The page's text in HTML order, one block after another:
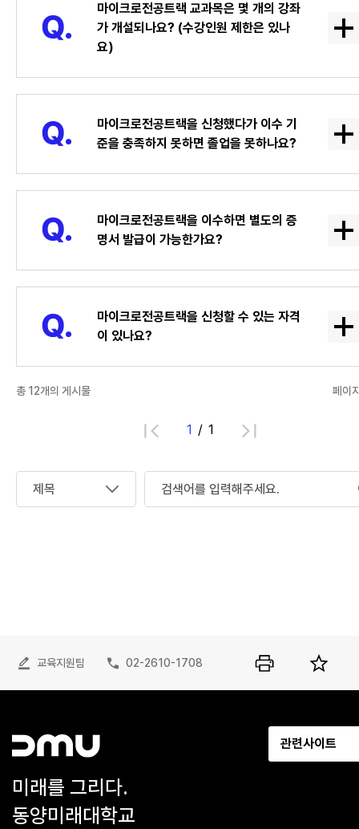
마이크로전공트랙 교과목은 몇 개의 강좌
가 개설되나요? (수강인원 제한은 있나
요)
마이크로전공트랙을 신청했다가 이수 기
준을 충족하지 못하면 졸업을 못하나요?
마이크로전공트랙을 이수하면 별도의 증
명서 발급이 가능한가요?
마이크로전공트랙을 신청할 수 있는 자격
이 있나요?
1 1
총 12개의 게시물 페이
교육지원팀 02-2610-1708
미래를 그리다.
동양미래대학교
관련사이트